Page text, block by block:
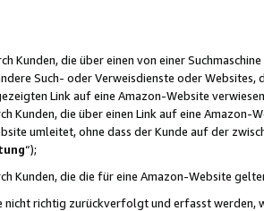
Kunden, die über einen von einer
Such- oder Verweisdienste oder Websites,
Link auf eine Amazon-Website
Kunden, die über einen Link auf eine
umleitet, ohne dass der Kunde auf der
“);
Kunden, die die für eine Amazon-Website
richtig zurückverfolgt und erfasst werden,